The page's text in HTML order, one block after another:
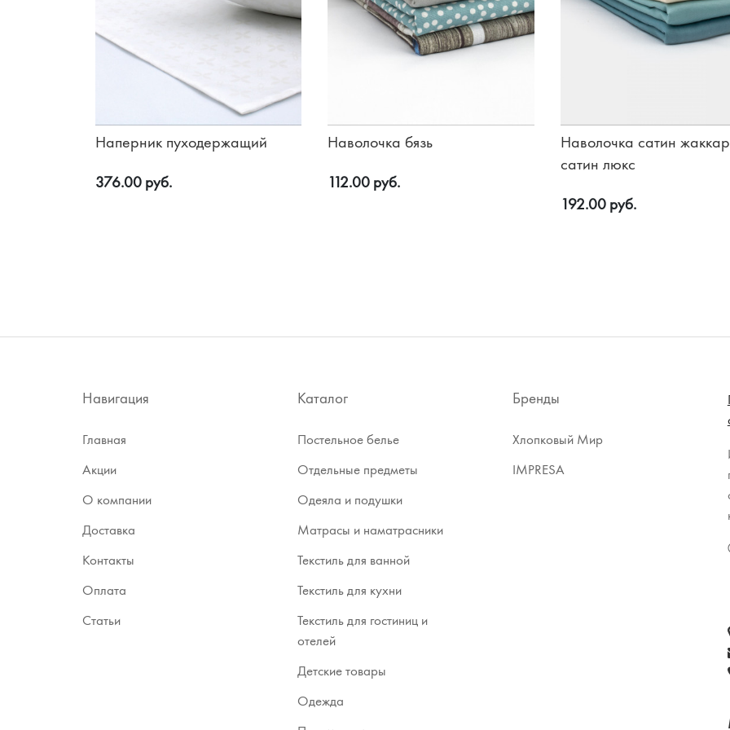
Наперник пуходержащий
376.00 руб.
Наволочка бязь
112.00 руб.
Наволочка сатин
сатин люкс
192.00 руб.
Навигация
Главная
Акции
О компании
Доставка
Контакты
Оплата
Статьи
Каталог
Постельное белье
Отдельные предметы
Одеяла и подушки
Матрасы и наматрасники
Текстиль для ванной
Текстиль для кухни
Текстиль для гостиниц и
отелей
Детские товары
Одежда
Бренды
Хлопковый Мир
IMPRESA